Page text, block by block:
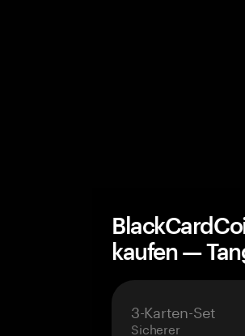
kaufen —
3-Karten-Set
Sicherer